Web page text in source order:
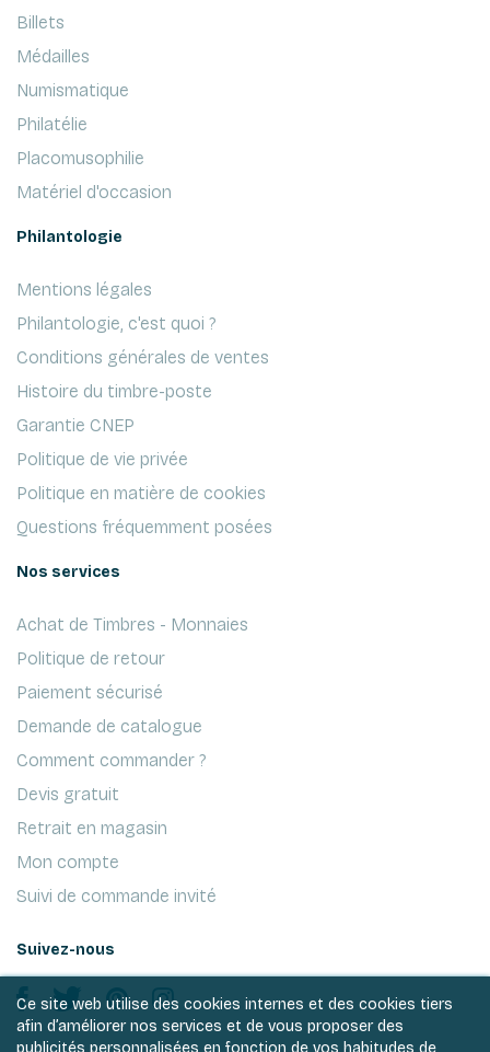
Billets
Médailles
Numismatique
Philatélie
Placomusophilie
Matériel d'occasion
Philantologie
Mentions légales
Philantologie, c'est quoi ?
Conditions générales de ventes
Histoire du timbre-poste
Garantie CNEP
Politique de vie privée
Politique en matière de cookies
Questions fréquemment posées
Nos services
Achat de Timbres - Monnaies
Politique de retour
Paiement sécurisé
Demande de catalogue
Comment commander ?
Devis gratuit
Retrait en magasin
Mon compte
Suivi de commande invité
Suivez-nous
Ce site web utilise des cookies internes et des cookies tiers
afin d’améliorer nos services et de vous proposer des
publicités personnalisées en fonction de vos habitudes de